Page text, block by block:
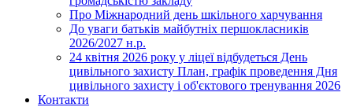
Про Міжнародний день шкільного харчування
До уваги батьків майбутніх першокласників
2026/2027 н.р.
24 квітня 2026 року у ліцеї відбудеться День
цивільного захисту План, графік проведення Дня
цивільного захисту і об'єктового тренування 2026
Контакти